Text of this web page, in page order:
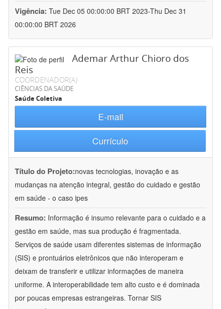
Vigência: Tue Dec 05 00:00:00 BRT 2023-Thu Dec 31
00:00:00 BRT 2026
Ademar Arthur Chioro dos
Reis
COORDENADOR(A)
CIÊNCIAS DA SAÚDE
Saúde Coletiva
E-mail
Currículo
Título do Projeto:novas tecnologias, inovação e as
mudanças na atenção integral, gestão do cuidado e gestão
em saúde - o caso ipes
Resumo: Informação é insumo relevante para o cuidado e a
gestão em saúde, mas sua produção é fragmentada.
Serviços de saúde usam diferentes sistemas de informação
(SIS) e prontuários eletrônicos que não interoperam e
deixam de transferir e utilizar informações de maneira
uniforme. A interoperabilidade tem alto custo e é dominada
por poucas empresas estrangeiras. Tornar SIS